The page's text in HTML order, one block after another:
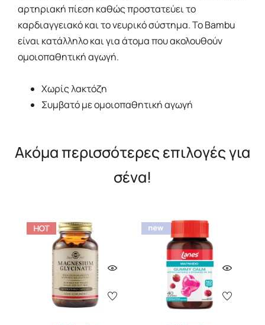
αρτηριακή πίεση καθώς προστατεύει το
καρδιαγγειακό και το νευρικό σύστημα. Το Bambu
είναι κατάλληλο και για άτομα που ακολουθούν
ομοιοπαθητική αγωγή.
Χωρίς λακτόζη
Συμβατό με ομοιοπαθητική αγωγή
Ακόμα περισσότερες επιλογές για
σένα!